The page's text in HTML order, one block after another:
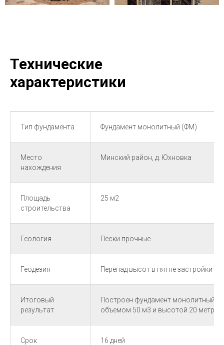
Технические
характеристики
Тип фундамента Фундамент монолитный (ФМ)
Место
нахождения
Минский район, д. Юхновка
Площадь
строительства
25 м2
Геология Пески прочные
Геодезия Перепад высот в пятне застройки
Итоговый
результат
Построен фундамент монолитный
объемом 50 м3 и высотой 20 метров
Срок 16 дней